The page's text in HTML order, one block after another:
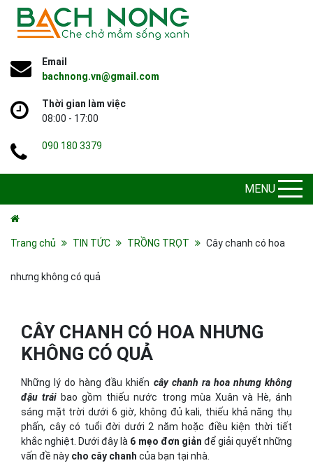
Email
bachnong.vn@gmail.com
Thời gian làm việc
08:00 - 17:00
090 180 3379
MENU
Trang chủ TIN TỨC TRỒNG TRỌT Cây chanh có hoa
nhưng không có quả
CÂY CHANH CÓ HOA NHƯNG
KHÔNG CÓ QUẢ
Những lý do hàng đầu khiến cây chanh ra hoa nhưng không
đậu trái bao gồm thiếu nước trong mùa Xuân và Hè, ánh
sáng mặt trời dưới 6 giờ, không đủ kali, thiếu khả năng thụ
phấn, cây có tuổi đời dưới 2 năm hoặc điều kiện thời tiết
khắc nghiệt. Dưới đây là 6 mẹo đơn giản để giải quyết những
vấn đề này cho cây chanh của bạn tại nhà.